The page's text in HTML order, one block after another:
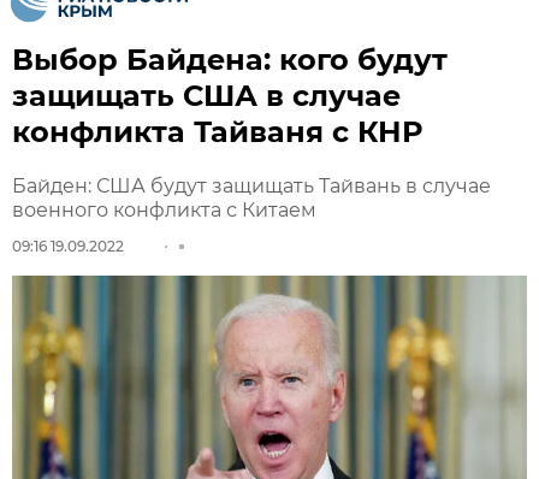
Выбор Байдена: кого будут
защищать США в случае
конфликта Тайваня с КНР
Байден: США будут защищать Тайвань в случае
военного конфликта с Китаем
09:16 19.09.2022